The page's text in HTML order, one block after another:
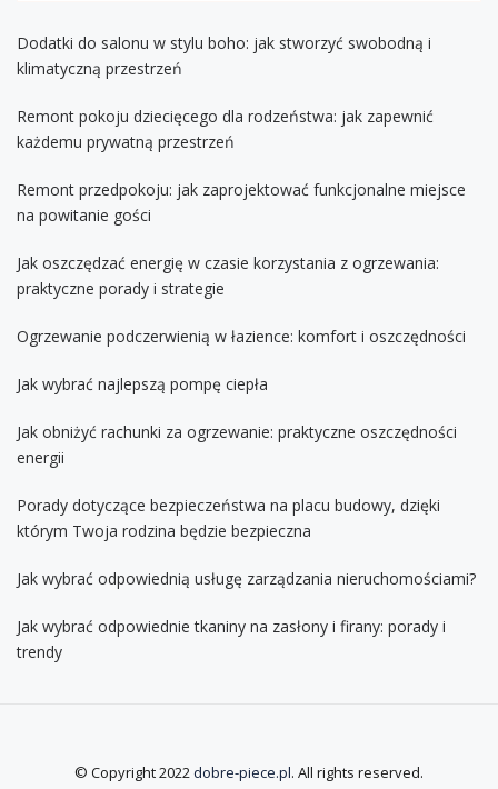
Dodatki do salonu w stylu boho: jak stworzyć swobodną i
klimatyczną przestrzeń
Remont pokoju dziecięcego dla rodzeństwa: jak zapewnić
każdemu prywatną przestrzeń
Remont przedpokoju: jak zaprojektować funkcjonalne miejsce
na powitanie gości
Jak oszczędzać energię w czasie korzystania z ogrzewania:
praktyczne porady i strategie
Ogrzewanie podczerwienią w łazience: komfort i oszczędności
Jak wybrać najlepszą pompę ciepła
Jak obniżyć rachunki za ogrzewanie: praktyczne oszczędności
energii
Porady dotyczące bezpieczeństwa na placu budowy, dzięki
którym Twoja rodzina będzie bezpieczna
Jak wybrać odpowiednią usługę zarządzania nieruchomościami?
Jak wybrać odpowiednie tkaniny na zasłony i firany: porady i
trendy
© Copyright 2022dobre-piece.pl. All rights reserved.